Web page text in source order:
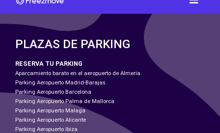
PLAZAS DE PARKING
RESERVA TU PARKING
Aparcamiento barato en el aeropuerto de Almeria
Parking Aeropuerto Madrid-Barajas
Parking Aeropuerto Barcelona
Parking Aeropuerto Palma de Mallorca
Parking Aeropuerto Malaga
Parking Aeropuerto Alicante
Parking Aeropuerto Ibiza